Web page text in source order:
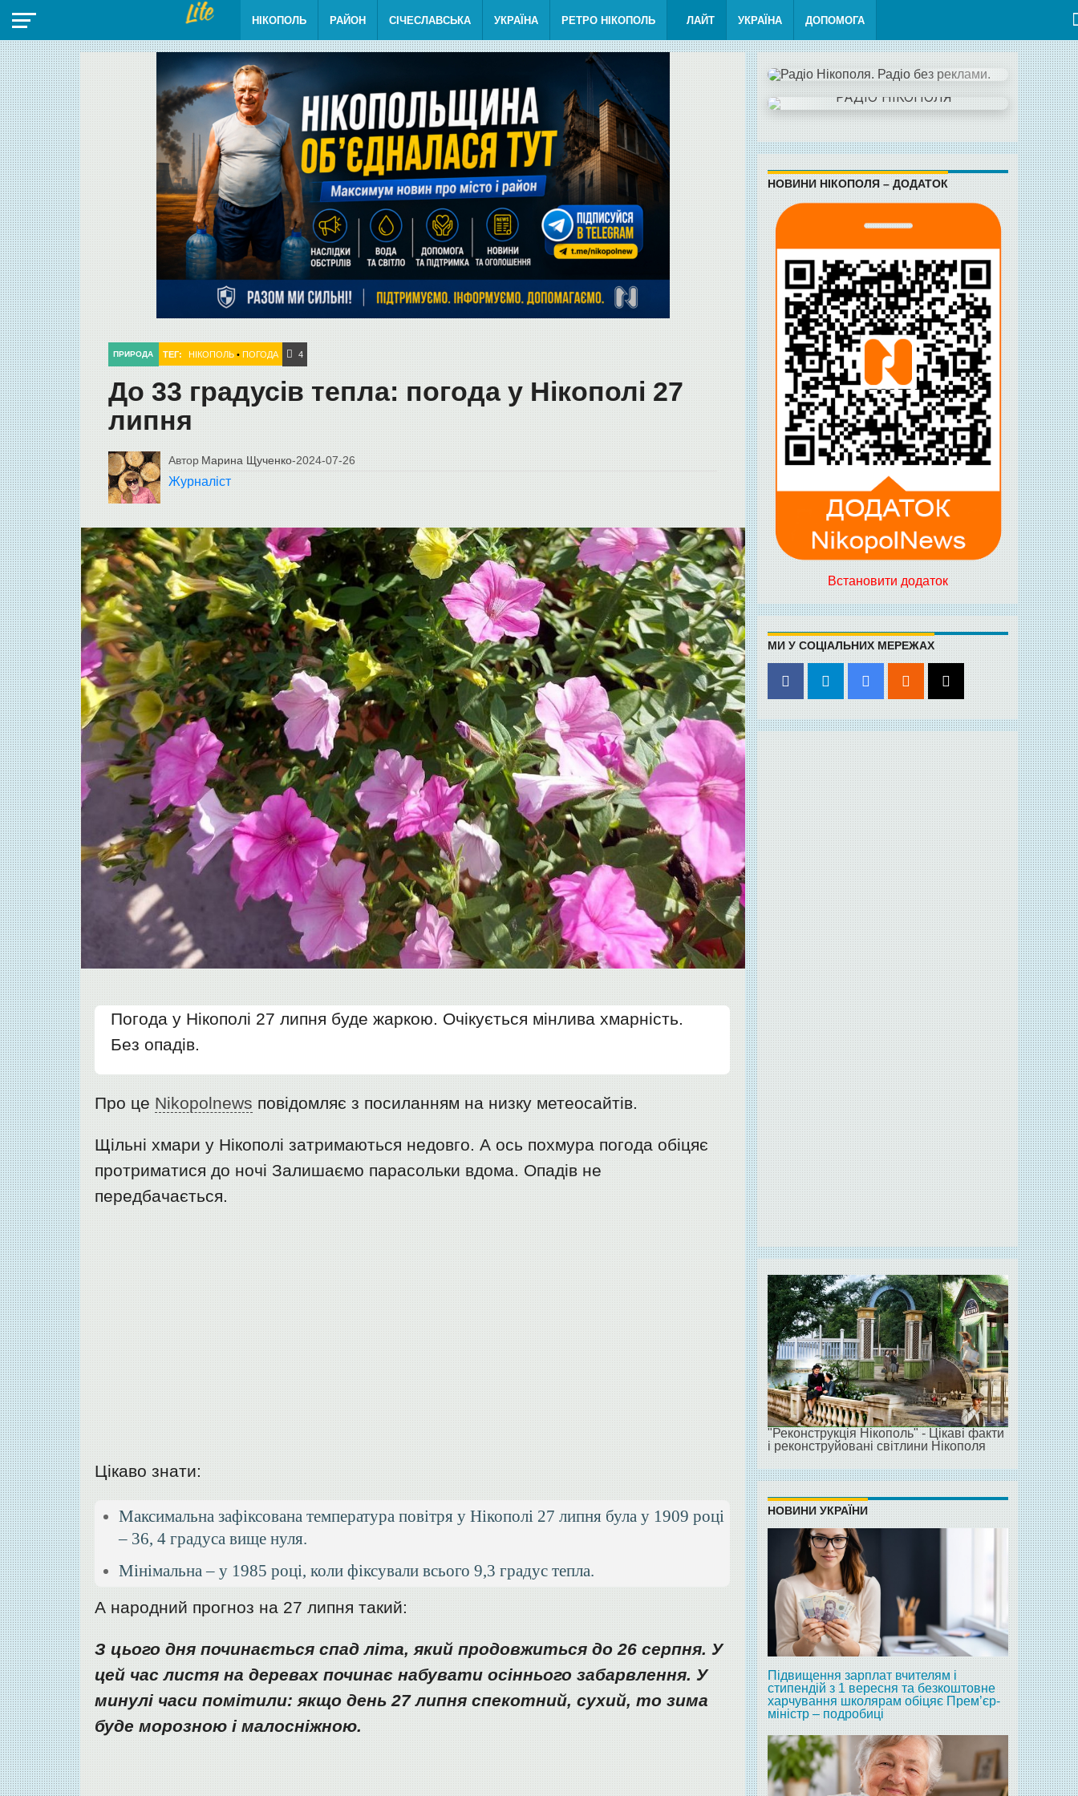
НІКОПОЛЬ РАЙОН СІЧЕСЛАВСЬКА УКРАЇНА РЕТРО НІКОПОЛЬ ЛАЙТ УКРАЇНА ДОПОМОГА
ПРИРОДА ТЕГ: НІКОПОЛЬ •ПОГОДА 4
До 33 градусів тепла: погода у Нікополі 27
липня
Автор Марина Щученко-2024-07-26
Журналіст
Погода у Нікополі 27 липня буде жаркою. Очікується мінлива хмарність.
Без опадів.
Про це Nikopolnews повідомляє з посиланням на низку метеосайтів.
Щільні хмари у Нікополі затримаються недовго. А ось похмура погода обіцяє
протриматися до ночі Залишаємо парасольки вдома. Опадів не
передбачається.
Цікаво знати:
Максимальна зафіксована температура повітря у Нікополі 27 липня була у 1909 році
– 36, 4 градуса вище нуля.
Мінімальна – у 1985 році, коли фіксували всього 9,3 градус тепла.
А народний прогноз на 27 липня такий:
З цього дня починається спад літа, який продовжиться до 26 серпня. У
цей час листя на деревах починає набувати осіннього забарвлення. У
минулі часи помітили: якщо день 27 липня спекотний, сухий, то зима
буде морозною і малосніжною.
НОВИНИ НІКОПОЛЯ – ДОДАТОК
Встановити додаток
МИ У СОЦІАЛЬНИХ МЕРЕЖАХ
"Реконструкція Нікополь" - Цікаві факти
і реконструйовані світлини Нікополя
НОВИНИ УКРАЇНИ
Підвищення зарплат вчителям і
стипендій з 1 вересня та безкоштовне
харчування школярам обіцяє Прем’єр-
міністр – подробиці